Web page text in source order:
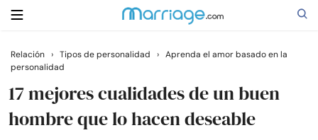
Buscar
Casarse
Relación › Tipos de personalidad › Aprenda el amor basado en la
personalidad
17 mejores cualidades de un buen
hombre que lo hacen deseable